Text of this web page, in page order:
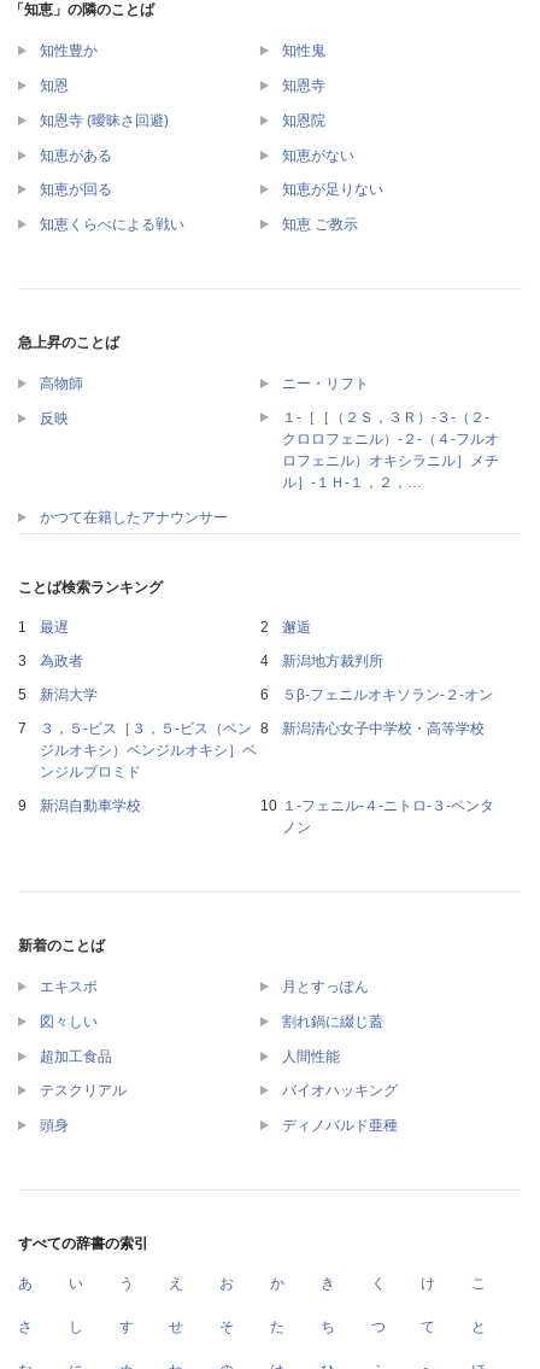
「知恵」の隣のことば
知性豊か 知性鬼
知恩 知恩寺
知恩寺 (曖昧さ回避) 知恩院
知恵がある 知恵がない
知恵が回る 知恵が足りない
知恵くらべによる戦い 知恵 ご教示
急上昇のことば
高物師 ニー・リフト
反映
１‐［［（２Ｓ，３Ｒ）‐３‐（２‐
クロロフェニル）‐２‐（４‐フルオ
ロフェニル）オキシラニル］メチ
ル］‐１Ｈ‐１，２，…
かつて在籍したアナウンサー
ことば検索ランキング
最遅
邂逅
為政者
新潟地方裁判所
新潟大学
５β‐フェニルオキソラン‐２‐オン
３，５‐ビス［３，５‐ビス（ベン
ジルオキシ）ベンジルオキシ］ベ
ンジルブロミド
新潟清心女子中学校・高等学校
新潟自動車学校
１‐フェニル‐４‐ニトロ‐３‐ペンタ
ノン
新着のことば
エキスポ 月とすっぽん
図々しい 割れ鍋に綴じ蓋
超加工食品 人間性能
テスクリアル バイオハッキング
頭身 ディノバルド亜種
すべての辞書の索引
あ い う え お か き く け こ
さ し す せ そ た ち つ て と